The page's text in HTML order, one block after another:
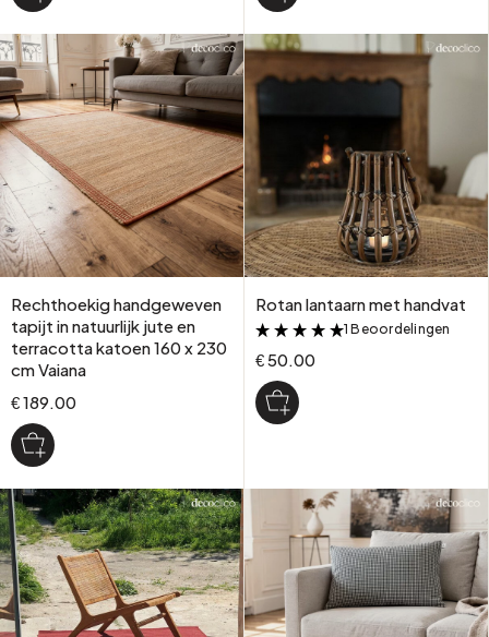
Rechthoekig handgeweven
tapijt in natuurlijk jute en
terracotta katoen 160 x 230
cm Vaiana
€ 189.00
Rotan lantaarn met handvat
&
1 Beoordelingen
€ 50.00